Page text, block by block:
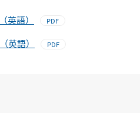
英語） PDF
英語） PDF